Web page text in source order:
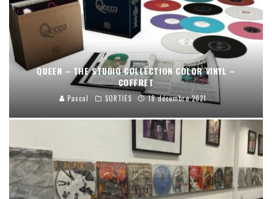
QUEEN – THE STUDIO COLLECTION COLOR VINYL –
COFFRET
Pascal SORTIES 18 décembre 2021